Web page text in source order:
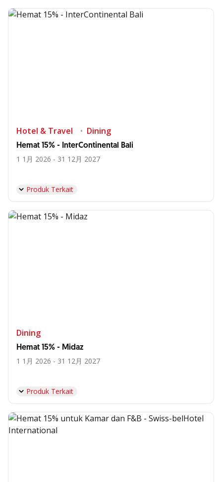
Hotel & Travel Dining
Hemat 15% - InterContinental Bali
1 1月 2026 - 31 12月 2027
Produk Terkait
Dining
Hemat 15% - Midaz
1 1月 2026 - 31 12月 2027
Produk Terkait